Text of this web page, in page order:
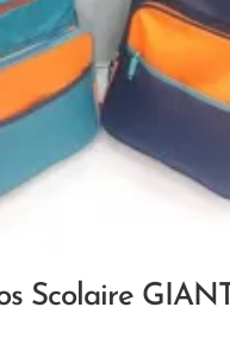
Scolaire GIANT